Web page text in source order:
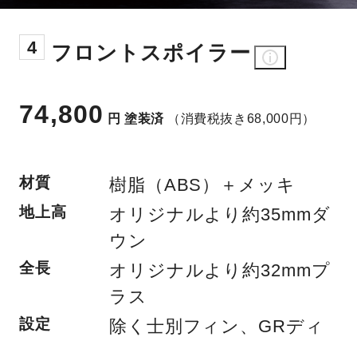
4 フロントスポイラー
74,800 円 塗装済 （消費税抜き68,000円）
材質 樹脂（ABS）＋メッキ
地上高
オリジナルより約35mmダ
ウン
全長
オリジナルより約32mmプ
ラス
設定
除く士別フィン、GRディ